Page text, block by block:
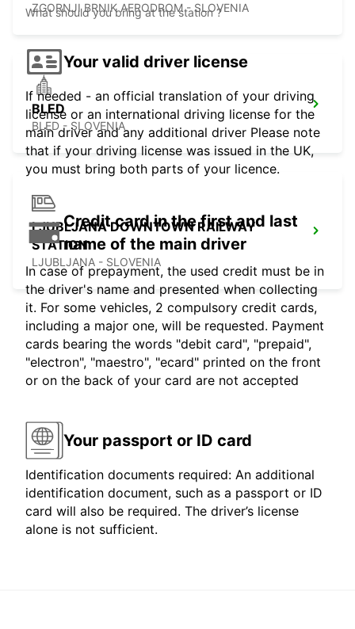
ZGORNJI BRNIK AERODROM - SLOVENIA
BLED
BLED - SLOVENIA
LJUBLJANA DOWNTOWN RAILWAY
STATION
LJUBLJANA - SLOVENIA
What should you bring at the station ?
Your valid driver license
If needed - an official translation of your driving
license or an international driving license for the
main driver and any additional driver Please note
that if your driving license was issued in the UK,
you must bring both parts of your licence.
Credit card in the first and last
name of the main driver
In case of prepayment, the used credit must be in
the driver's name and presented when collecting
it. For some vehicles, 2 compulsory credit cards,
including a major one, will be requested. Payment
cards bearing the words "debit card", "prepaid",
"electron", "maestro", "ecard" printed on the front
or on the back of your card are not accepted
Your passport or ID card
Identification documents required: An additional
identification document, such as a passport or ID
card will also be required. The driver’s license
alone is not sufficient.